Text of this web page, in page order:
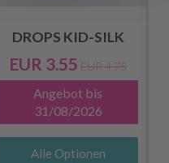
DROPS KID-SILK
EUR 3.55 EUR 4.75
Angebot bis
31/08/2026
Alle Optionen